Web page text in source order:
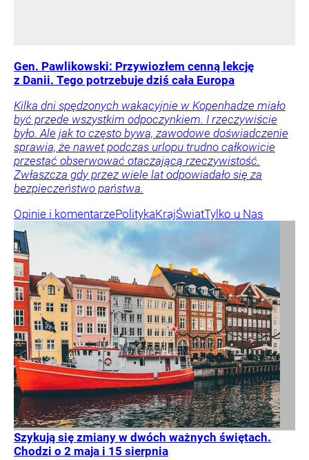
Gen. Pawlikowski: Przywiozłem cenną lekcję
z Danii. Tego potrzebuje dziś cała Europa
Kilka dni spędzonych wakacyjnie w Kopenhadze miało
być przede wszystkim odpoczynkiem. I rzeczywiście
było. Ale jak to często bywa, zawodowe doświadczenie
sprawia, że nawet podczas urlopu trudno całkowicie
przestać obserwować otaczającą rzeczywistość.
Zwłaszcza gdy przez wiele lat odpowiadało się za
bezpieczeństwo państwa.
Opinie i komentarzePolitykaKrajŚwiatTylko u Nas
Szykują się zmiany w dwóch ważnych świętach.
Chodzi o 2 maja i 15 sierpnia